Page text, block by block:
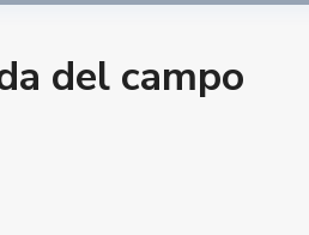
del campo